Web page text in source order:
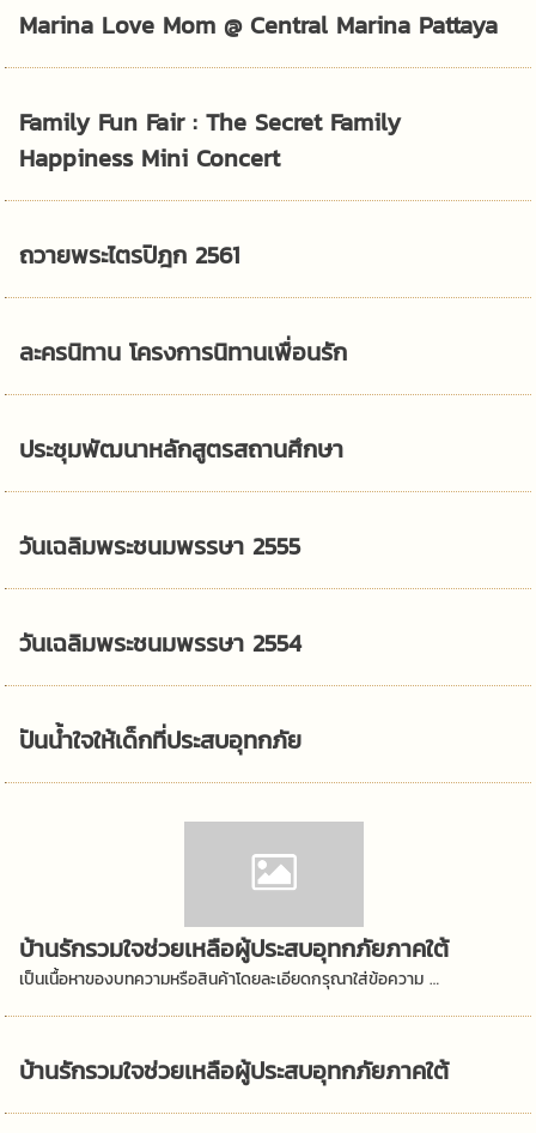
Marina Love Mom @ Central Marina Pattaya
Family Fun Fair : The Secret Family
Happiness Mini Concert
ถวายพระไตรปิฎก 2561
ละครนิทาน โครงการนิทานเพื่อนรัก
ประชุมพัฒนาหลักสูตรสถานศึกษา
วันเฉลิมพระชนมพรรษา 2555
วันเฉลิมพระชนมพรรษา 2554
ปันน้ำใจให้เด็กที่ประสบอุทกภัย
บ้านรักรวมใจช่วยเหลือผู้ประสบอุทกภัยภาคใต้
เป็นเนื้อหาของบทความหรือสินค้าโดยละเอียดกรุณาใส่ข้อความ …
บ้านรักรวมใจช่วยเหลือผู้ประสบอุทกภัยภาคใต้